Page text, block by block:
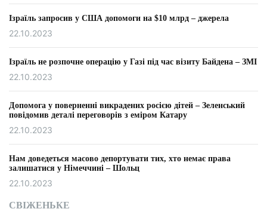
Ізраїль запросив у США допомоги на $10 млрд – джерела
22.10.2023
Ізраїль не розпочне операцію у Газі під час візиту Байдена – ЗМІ
22.10.2023
Допомога у поверненні викрадених росією дітей – Зеленський
повідомив деталі переговорів з еміром Катару
22.10.2023
Нам доведеться масово депортувати тих, хто немає права
залишатися у Німеччині – Шольц
22.10.2023
СВІЖЕНЬКЕ